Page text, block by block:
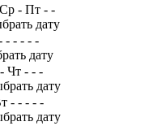
Ср - Пт - -
дату
- - - - -
дату
- Чт - - -
дату
- - - - -
дату